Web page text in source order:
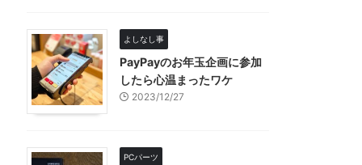
よしなし事
PayPayのお年玉企画に参加
したら心温まったワケ
2023/12/27
PCパーツ